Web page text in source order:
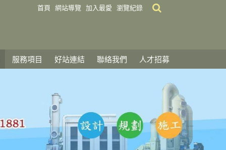
首頁 網站導覽 加入最愛 瀏覽紀錄
服務項目 好站連結 聯絡我們 人才招募